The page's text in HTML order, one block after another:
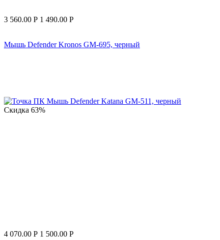
3 560.00 Р 1 490.00 Р
Мышь Defender Kronos GM-695, черный
Скидка 63%
4 070.00 Р 1 500.00 Р